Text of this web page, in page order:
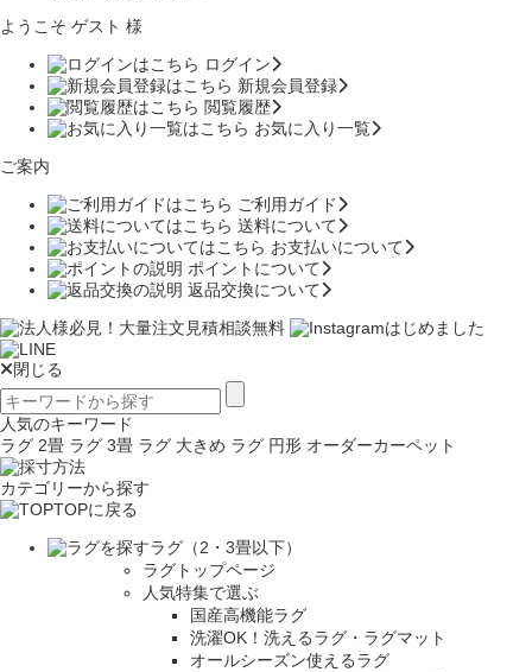
ようこそ ゲスト 様
ログイン
新規会員登録
閲覧履歴
お気に入り一覧
ご案内
ご利用ガイド
送料について
お支払いについて
ポイントについて
返品交換について
閉じる
人気のキーワード
ラグ 2畳 ラグ 3畳 ラグ 大きめ ラグ 円形 オーダーカーペット
カテゴリーから探す
TOPに戻る
ラグ（2・3畳以下）
ラグトップページ
人気特集で選ぶ
国産高機能ラグ
洗濯OK！洗えるラグ・ラグマット
オールシーズン使えるラグ